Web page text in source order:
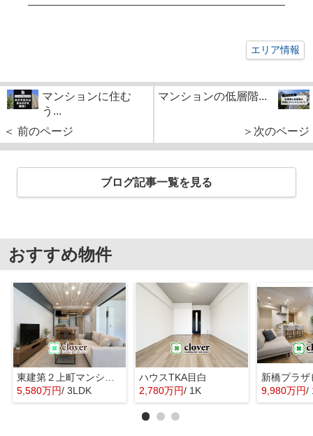
エリア情報
マンションに住む
う...
＜ 前のページ
マンションの低層階...
＞次のページ
ブログ記事一覧を見る
おすすめ物件
5,580万円/ 3LDK
ハウスTKA目白
2,780万円/ 1K
新橋プラザ
9,980万円/